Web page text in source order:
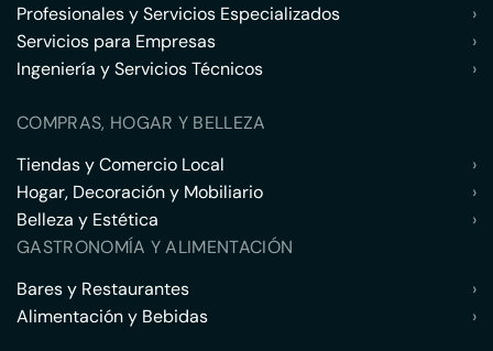
Profesionales y Servicios Especializados
›
Servicios para Empresas
›
Ingeniería y Servicios Técnicos
›
COMPRAS, HOGAR Y BELLEZA
Tiendas y Comercio Local
›
Hogar, Decoración y Mobiliario
›
Belleza y Estética
›
GASTRONOMÍA Y ALIMENTACIÓN
Bares y Restaurantes
›
Alimentación y Bebidas
›